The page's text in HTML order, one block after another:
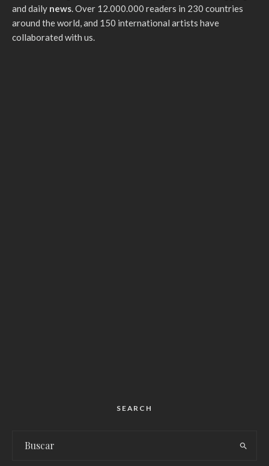
and daily news. Over 12.000.000 readers in 230 countries
around the world, and 150 international artists have
collaborated with us.
SEARCH